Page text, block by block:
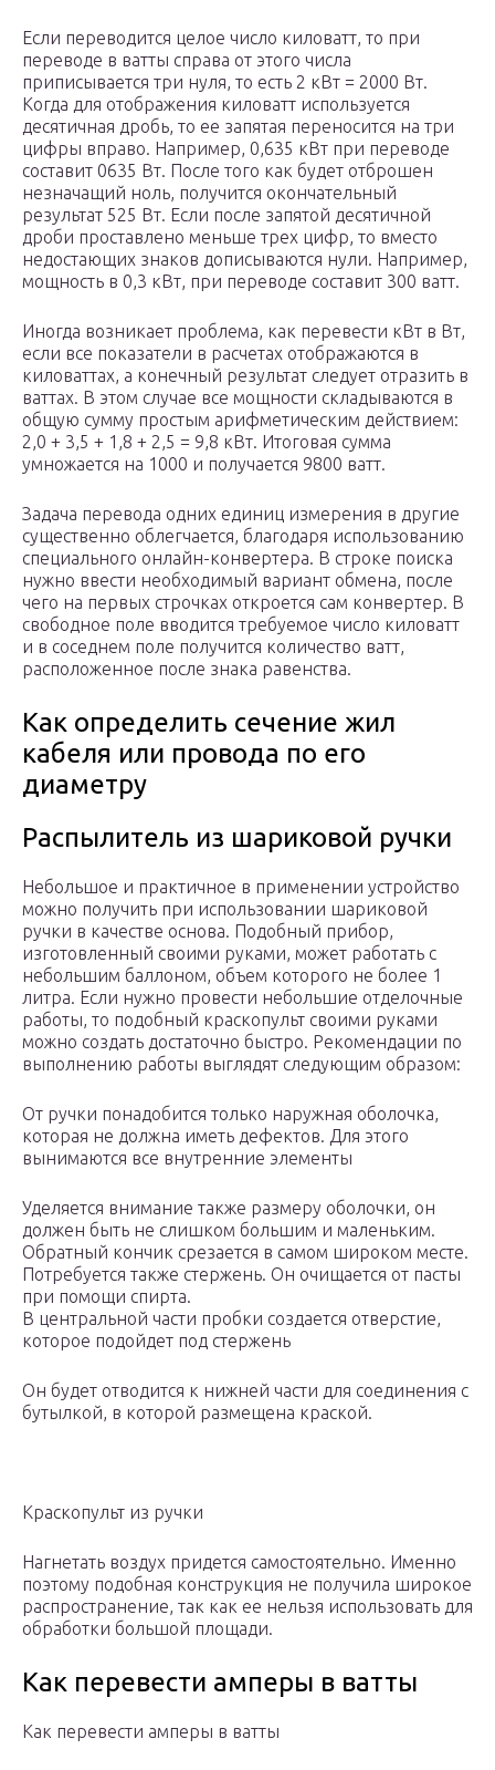
Если переводится целое число киловатт, то при
переводе в ватты справа от этого числа
приписывается три нуля, то есть 2 кВт = 2000 Вт.
Когда для отображения киловатт используется
десятичная дробь, то ее запятая переносится на три
цифры вправо. Например, 0,635 кВт при переводе
составит 0635 Вт. После того как будет отброшен
незначащий ноль, получится окончательный
результат 525 Вт. Если после запятой десятичной
дроби проставлено меньше трех цифр, то вместо
недостающих знаков дописываются нули. Например,
мощность в 0,3 кВт, при переводе составит 300 ватт.
Иногда возникает проблема, как перевести кВт в Вт,
если все показатели в расчетах отображаются в
киловаттах, а конечный результат следует отразить в
ваттах. В этом случае все мощности складываются в
общую сумму простым арифметическим действием:
2,0 + 3,5 + 1,8 + 2,5 = 9,8 кВт. Итоговая сумма
умножается на 1000 и получается 9800 ватт.
Задача перевода одних единиц измерения в другие
существенно облегчается, благодаря использованию
специального онлайн-конвертера. В строке поиска
нужно ввести необходимый вариант обмена, после
чего на первых строчках откроется сам конвертер. В
свободное поле вводится требуемое число киловатт
и в соседнем поле получится количество ватт,
расположенное после знака равенства.
Как определить сечение жил
кабеля или провода по его
диаметру
Распылитель из шариковой ручки
Небольшое и практичное в применении устройство
можно получить при использовании шариковой
ручки в качестве основа. Подобный прибор,
изготовленный своими руками, может работать с
небольшим баллоном, объем которого не более 1
литра. Если нужно провести небольшие отделочные
работы, то подобный краскопульт своими руками
можно создать достаточно быстро. Рекомендации по
выполнению работы выглядят следующим образом:
От ручки понадобится только наружная оболочка,
которая не должна иметь дефектов. Для этого
вынимаются все внутренние элементы
Уделяется внимание также размеру оболочки, он
должен быть не слишком большим и маленьким.
Обратный кончик срезается в самом широком месте.
Потребуется также стержень. Он очищается от пасты
при помощи спирта.
В центральной части пробки создается отверстие,
которое подойдет под стержень
Он будет отводится к нижней части для соединения с
бутылкой, в которой размещена краской.
Краскопульт из ручки
Нагнетать воздух придется самостоятельно. Именно
поэтому подобная конструкция не получила широкое
распространение, так как ее нельзя использовать для
обработки большой площади.
Как перевести амперы в ватты
Как перевести амперы в ватты